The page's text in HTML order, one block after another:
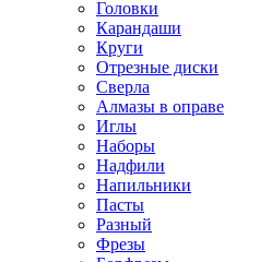
Головки
Карандаши
Круги
Отрезные диски
Сверла
Алмазы в оправе
Иглы
Наборы
Надфили
Напильники
Пасты
Разный
Фрезы